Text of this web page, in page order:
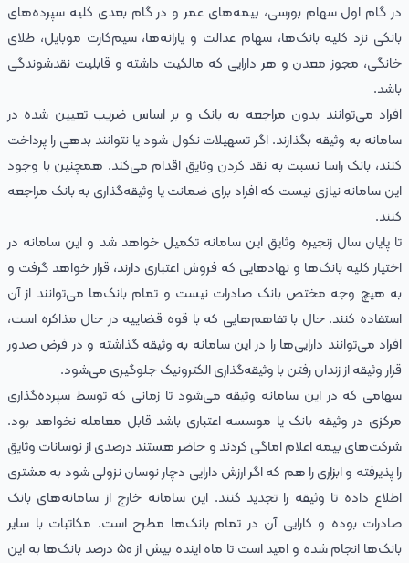
در گام اول سهام بورسی، بیمه‌های عمر و در گام بعدی کلیه سپرده‌های
بانکی نزد کلیه بانک‌ها، سهام عدالت و یارانه‌ها، سیم‌کارت موبایل، طلای
خانگی، مجوز معدن و هر دارایی که مالکیت داشته و قابلیت نقدشوندگی
باشد.
افراد می‌توانند بدون مراجعه به بانک و بر اساس ضریب تعیین شده در
سامانه به وثیقه بگذارند. اگر تسهیلات نکول شود یا نتوانند بدهی را پرداخت
کنند، بانک راسا نسبت به نقد کردن وثایق اقدام می‌کند. همچنین با وجود
این سامانه نیازی نیست که افراد برای ضمانت یا وثیقه‌گذاری به بانک مراجعه
کنند.
تا پایان سال زنجیره وثایق این سامانه تکمیل خواهد شد و این سامانه در
اختیار کلیه بانک‌ها و نهادهایی که فروش اعتباری دارند، قرار خواهد گرفت و
به هیچ وجه مختص بانک صادرات نیست و تمام بانک‌ها می‌توانند از آن
استفاده کنند. حال با تفاهم‌هایی که با قوه قضاییه در حال مذاکره است،
افراد می‌توانند دارایی‌ها را در این سامانه به وثیقه گذاشته و در فرض صدور
قرار وثیقه از زندان رفتن با وثیقه‌گذاری الکترونیک جلوگیری می‌شود.
سهامی که در این سامانه وثیقه می‌شود تا زمانی که توسط سپرده‌گذاری
مرکزی در وثیقه بانک یا موسسه اعتباری باشد قابل معامله نخواهد بود.
شرکت‌های بیمه اعلام‌ اما‌گی‌ کردند‌ و حاضر هستند درصدی از نوسانات وثایق
را پذیرفته و ابزاری را هم‌ که‌ اگر ارزش دارایی دچار نوسان نزولی شود به مشتری
اطلاع داده تا وثیقه را تجدید کنند. این سامانه خارج از سامانه‌های بانک
صادرات بوده و کارایی آن در تمام بانک‌‌ها مطرح است. مکاتبات با سایر
بانک‌ها انجام شده و امید است تا ماه اینده بیش از 50 درصد بانک‌ها به این